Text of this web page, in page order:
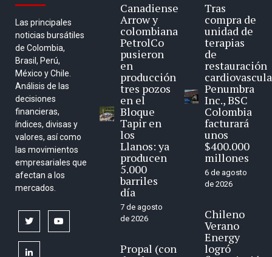
Las principales
noticias bursátiles
de Colombia,
Brasil, Perú,
México y Chile.
Análisis de las
decisiones
financieras,
índices, divisas y
valores, así como
las movimientos
empresariales que
afectan a los
mercados.
twitter
linkedin
Canadiense
Arrow y
colombiana
PetrolCo
pusieron
en
producción
tres pozos
en el
Bloque
Tapir en
los
Llanos: ya
producen
5.000
barriles
día
7 de agosto
de 2026
Propal (con
Tras
compra de
unidad de
terapias
de
restauración
Penumbra
Inc., BSC
Colombia
facturará
unos
$400.000
millones
6 de agosto
de 2026
Chileno
Verano
Energy
logró